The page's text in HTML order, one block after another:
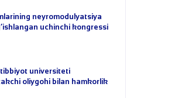
neyromodulyatsiya
uchinchi kongressi
universiteti
oliygohi bilan hamkorlik